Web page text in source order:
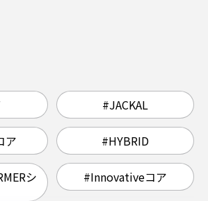
#JACKAL
ア #HYBRID
シ #Innovativeコア